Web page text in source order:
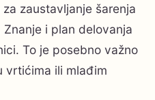
za zaustavljanje šarenja
i plan delovanja
To je posebno važno
vrtićima ili mlađim